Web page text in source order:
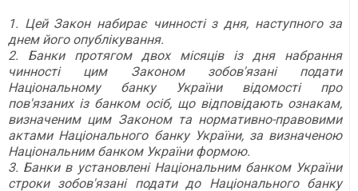
1. Цей Закон набирає чинності з дня, наступного за
днем його опублікування.
2. Банки протягом двох місяців із дня набрання
чинності цим Законом зобов'язані подати
Національному банку України відомості про
пов'язаних із банком осіб, що відповідають ознакам,
визначеним цим Законом та нормативно-правовими
актами Національного банку України, за визначеною
Національним банком України формою.
3. Банки в установлені Національним банком України
строки зобов'язані подати до Національного банку